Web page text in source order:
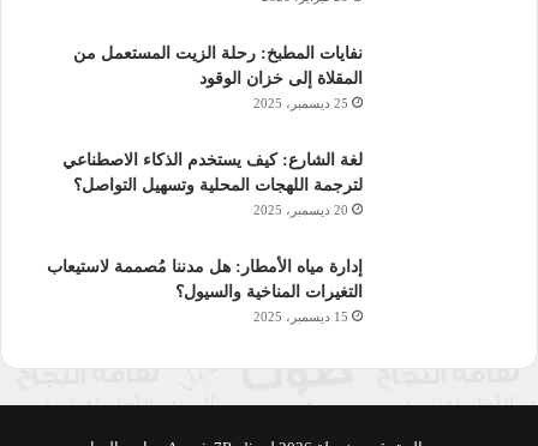
نفايات المطبخ: رحلة الزيت المستعمل من
المقلاة إلى خزان الوقود
25 ديسمبر، 2025
لغة الشارع: كيف يستخدم الذكاء الاصطناعي
لترجمة اللهجات المحلية وتسهيل التواصل؟
20 ديسمبر، 2025
إدارة مياه الأمطار: هل مدننا مُصممة لاستيعاب
التغيرات المناخية والسيول؟
15 ديسمبر، 2025